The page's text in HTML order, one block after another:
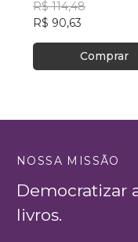
futebol
R$ 114,48
R$ 90,63
Comprar
NOSSA MISSÃO
Democratizar
livros.